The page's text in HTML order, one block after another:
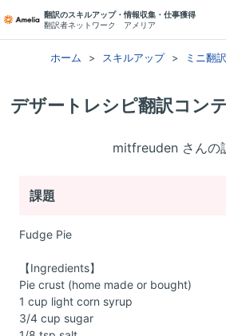
翻訳のスキルアップ・情報収集・仕事獲得
翻訳者ネットワーク アメリア
ホーム スキルアップ ミニ翻
デザートレシピ翻訳コン
mitfreuden さんの
課題
Fudge Pie
【Ingredients】
Pie crust (home made or bought)
1 cup light corn syrup
3/4 cup sugar